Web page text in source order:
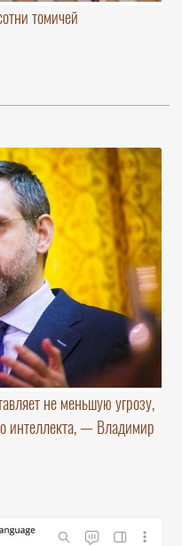
томичей
не меньшую угрозу,
интеллекта, — Владимир